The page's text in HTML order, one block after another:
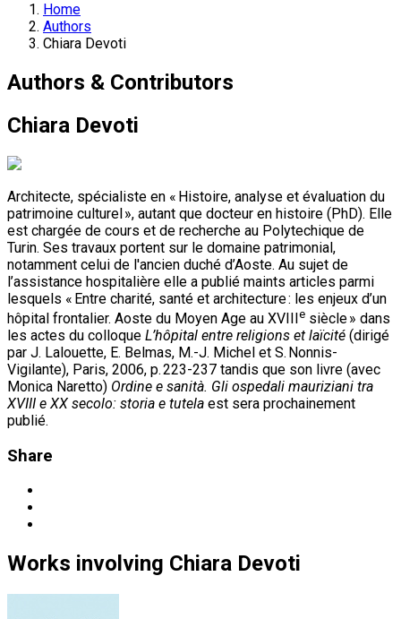
Home
Authors
Chiara Devoti
Authors & Contributors
Chiara Devoti
Architecte, spécialiste en « Histoire, analyse et évaluation du
patrimoine culturel », autant que docteur en histoire (PhD). Elle
est chargée de cours et de recherche au Polytechique de
Turin. Ses travaux portent sur le domaine patrimonial,
notamment celui de l'ancien duché d’Aoste. Au sujet de
l’assistance hospitalière elle a publié maints articles parmi
lesquels « Entre charité, santé et architecture : les enjeux d’un
hôpital frontalier. Aoste du Moyen Age au XVIIIe siècle » dans
les actes du colloque L’hôpital entre religions et laïcité (dirigé
par J. Lalouette, E. Belmas, M.-J. Michel et S. Nonnis-
Vigilante), Paris, 2006, p. 223-237 tandis que son livre (avec
Monica Naretto) Ordine e sanità. Gli ospedali mauriziani tra
XVIII e XX secolo: storia e tutela est sera prochainement
publié.
Share
Works involving Chiara Devoti